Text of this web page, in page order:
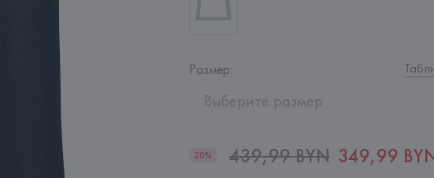
Размер:
Выберите размер
20% 439,99 BYN 349,99